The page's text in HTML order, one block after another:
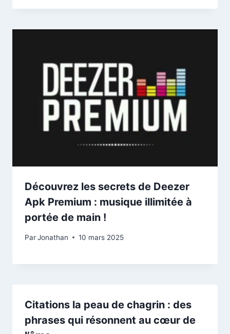
Découvrez les secrets de Deezer
Apk Premium : musique illimitée à
portée de main !
ParJonathan 10 mars 2025
Citations la peau de chagrin : des
phrases qui résonnent au cœur de